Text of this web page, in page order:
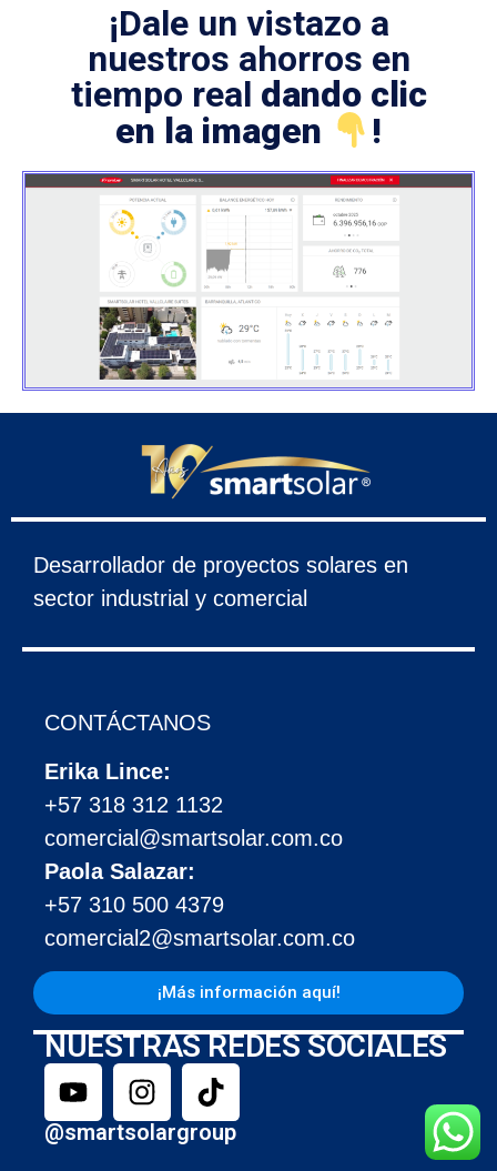
¡Dale un vistazo a
nuestros ahorros en
tiempo real dando clic
en la imagen
!
Desarrollador de proyectos solares en
sector industrial y comercial
CONTÁCTANOS
Erika Lince:
+57 318 312 1132
comercial@smartsolar.com.co
Paola Salazar:
+57 310 500 4379
comercial2@smartsolar.com.co
¡Más información aquí!
NUESTRAS REDES SOCIALES
@smartsolargroup